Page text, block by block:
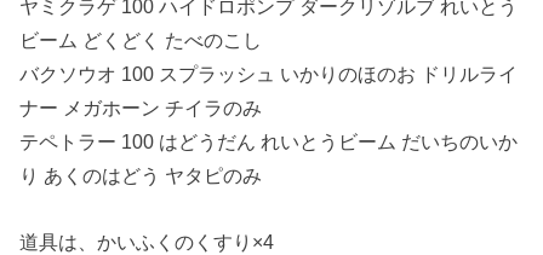
ヤミクラゲ 100 ハイドロポンプ ダークリゾルブ れいとう
ビーム どくどく たべのこし
バクソウオ 100 スプラッシュ いかりのほのお ドリルライ
ナー メガホーン チイラのみ
テペトラー 100 はどうだん れいとうビーム だいちのいか
り あくのはどう ヤタピのみ
道具は、かいふくのくすり×4